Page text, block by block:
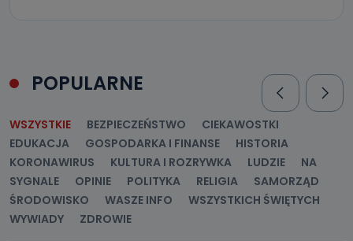
POPULARNE
WSZYSTKIE BEZPIECZEŃSTWO
CIEKAWOSTKI
EDUKACJA
GOSPODARKA I FINANSE
HISTORIA
KORONAWIRUS
KULTURA I ROZRYWKA LUDZIE
NA
SYGNALE
OPINIE POLITYKA RELIGIA
SAMORZĄD
ŚRODOWISKO
WASZE INFO
WSZYSTKICH ŚWIĘTYCH
WYWIADY
ZDROWIE